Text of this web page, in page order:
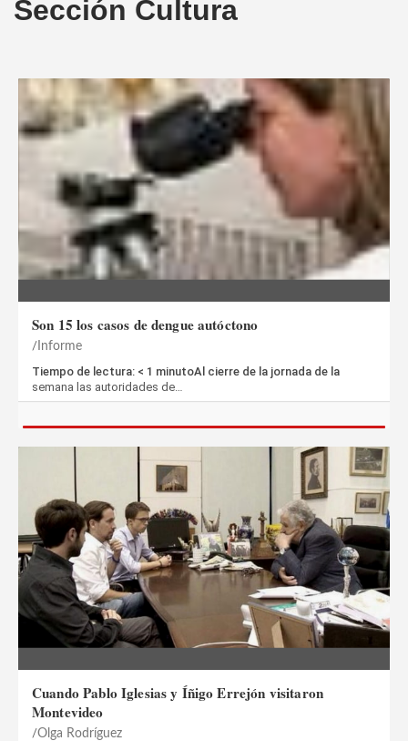
Son 15 los casos de dengue autóctono
Informe
Tiempo de lectura: < 1 minutoAl cierre de la jornada de la
semana las autoridades de…
Cuando Pablo Iglesias y Íñigo Errejón visitaron
Montevideo
Olga Rodríguez